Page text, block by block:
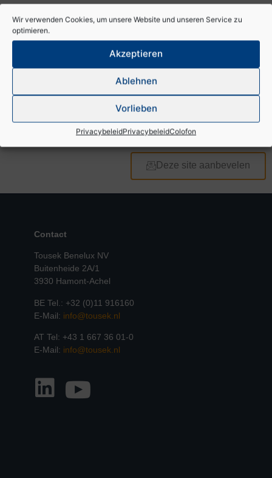
Wir verwenden Cookies, um unsere Website und unseren Service zu
optimieren.
Akzeptieren
Ablehnen
Vorlieben
PrivacybeleidPrivacybeleidColofon
Radiosysteem met vaste code
Handzenders
Ontvangers en toebehoren
Documenten & downloads
Deze site aanbevelen
Contact
Tousek Benelux NV
Buitenheide 2A/1
3930 Hamont-Achel
BE Tel.: +32 (0)11 916160
E-Mail: info@tousek.nl
AT Tel: +43 1 667 36 01-0
E-Mail: info@tousek.nl